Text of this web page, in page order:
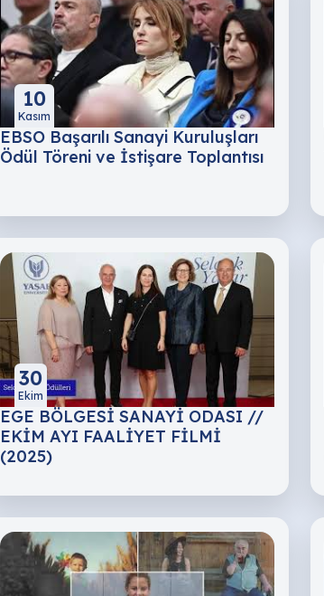
10
Kasım
EBSO Başarılı Sanayi Kuruluşları
Ödül Töreni ve İstişare Toplantısı
30
Ekim
EGE BÖLGESİ SANAYİ ODASI //
EKİM AYI FAALİYET FİLMİ
(2025)